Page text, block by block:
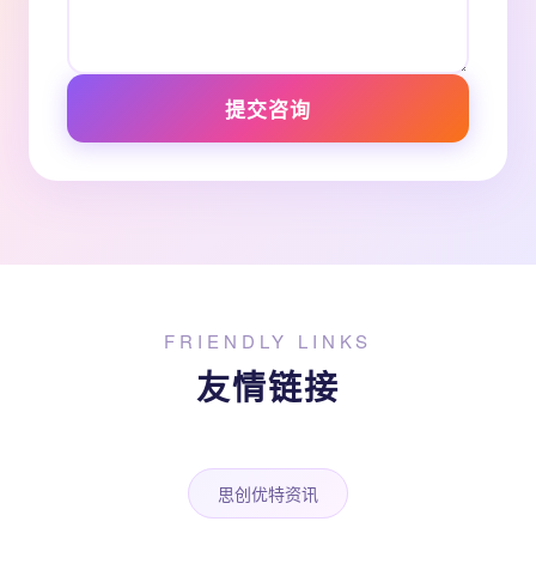
提交咨询
FRIENDLY LINKS
友情链接
思创优特资讯